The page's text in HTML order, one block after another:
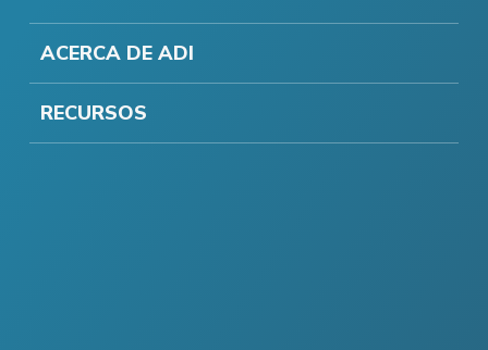
ACERCA DE ADI
RECURSOS